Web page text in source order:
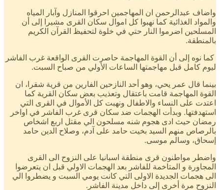
واضاف عبدالرحمن ان المهاجمين احرقوا المنازل وآبار المياه
والمواد الغذائية كما نهبوا كل اموال سكان القرى مشيرا إلى أن
المسلحين اضرموا النار حتي في خلوة لتحفيظ القرآن الكريم
بالمنطقة.
كما نوه إلى أن القوة المهاجمة حاصرت القرى الواقعة غرب الفاشر
ليوم كامل قبل مهاجمتها الساعات الأولي من صباح السبت.
بينما قال عمر يحي، وهو أحد النازحين الفارين من قرية شقرا، ان
القوة المهاجمة قامت باعتقال وتعذيب بعض سكان القرية كما
اعتدت على النساء والاطفال ونهبت كل الأموال في القرى التي
استهدفتها. وبدأت الهجمات ضد سكان قرى غرب الفاشر في اواخر
رمضان حيث ادى هجوم شنه مسلحون الي مقتل اربع اشخاص
بالرصاص منهم السيد بخيت حامد على آدم، وصلاح الدين حامد
إسحاق، وسالم موسى.
واضطر مواطنون قرى منطقة اسبانيا على النزوح الى القرى
المجاورة و المتاخمة للفاشر بعد الهجمات الاولي قبل ان يتعرضوا
الى هجمات الجديدة الاولى التي كانت يومي السبت و يضطروا الي
النزوح مرة أخرى إلى داخل مدينة الفاشر.